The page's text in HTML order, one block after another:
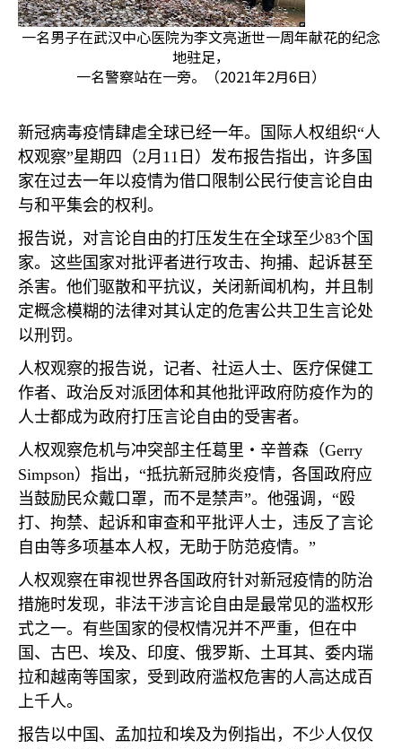
一名男子在武汉中心医院为李文亮逝世一周年献花的纪念
地驻足，
一名警察站在一旁。（2021年2月6日）
新冠病毒疫情肆虐全球已经一年。国际人权组织“人
权观察”星期四（2月 11 日）发布报告指出，许多国
家在过去一年以疫情为借口限制公民行使言论自由
与和平集会的权利。
报告说，对言论自由的打压发生在全球至少83个国
家。这些国家对批评者进行攻击、拘捕、起诉甚至
杀害。他们驱散和平抗议，关闭新闻机构，并且制
定概念模糊的法律对其认定的危害公共卫生言论处
以刑罚。
人权观察的报告说，记者、社运人士、医疗保健工
作者、政治反对派团体和其他批评政府防疫作为的
人士都成为政府打压言论自由的受害者。
人权观察危机与冲突部主任葛里 ・ 辛普森（Gerry
Simpson）指出，“抵抗新冠肺炎疫情，各国政府应
当鼓励民众戴口罩，而不是禁声”。他强调，“殴
打、拘禁、起诉和审查和平批评人士，违反了言论
自由等多项基本人权，无助于防范疫情。”
人权观察在审视世界各国政府针对新冠疫情的防治
措施时发现，非法干涉言论自由是最常见的滥权形
式之一。有些国家的侵权情况并不严重，但在中
国、古巴、埃及、印度、俄罗斯、土耳其、委内瑞
拉和越南等国家，受到政府滥权危害的人高达成百
上千人。
报告以中国、孟加拉和埃及为例指出，不少人仅仅